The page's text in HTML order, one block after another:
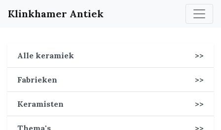
Klinkhamer Antiek
Alle keramiek >>
Fabrieken >>
Keramisten >>
Thema's >>